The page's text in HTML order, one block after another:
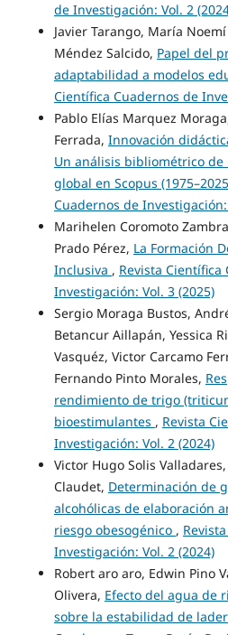
de Investigación: Vol. 2
Javier Tarango, María
Méndez Salcido, Papel del
adaptabilidad a modelos
Científica Cuadernos de
Pablo Elías Marquez
Ferrada, Innovación
Un análisis bibliométrico
global en Scopus
Cuadernos de Investigación:
Marihelen Coromoto
Prado Pérez, La Formación
Inclusiva , Revista Científica
Investigación: Vol. 3 (2025)
Sergio Moraga Bustos,
Betancur Aillapán, Yessica
Vasquéz, Victor Carcamo
Fernando Pinto Morales,
rendimiento de trigo
bioestimulantes , Revista
Investigación: Vol. 2 (2024)
Victor Hugo Solis
Claudet, Determinación de
alcohólicas de elaboración
riesgo obesogénico ,
Investigación: Vol. 2 (2024)
Robert aro aro, Edwin Pino
Olivera, Efecto del agua de
sobre la estabilidad de